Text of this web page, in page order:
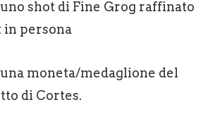
shot di Fine Grog raffinato
in persona
moneta/medaglione del
di Cortes.